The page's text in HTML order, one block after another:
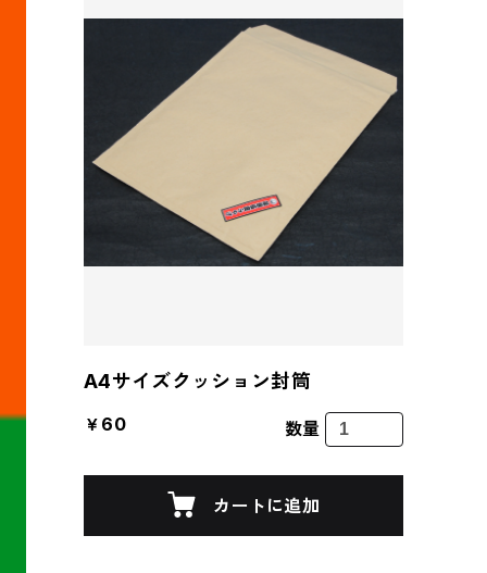
A4サイズクッション封筒
￥60 数量
カートに追加